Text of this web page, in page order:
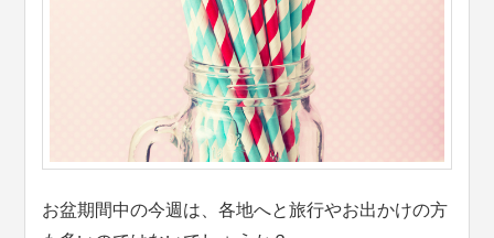
お盆期間中の今週は、各地へと旅行やお出かけの方